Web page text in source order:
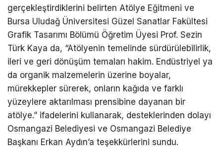
gerçekleştirdiklerini belirten Atölye Eğitmeni ve
Bursa Uludağ Üniversitesi Güzel Sanatlar Fakültesi
Grafik Tasarımı Bölümü Öğretim Üyesi Prof. Sezin
Türk Kaya da, “Atölyenin temelinde sürdürülebilirlik,
ileri ve geri dönüşüm temaları hakim. Endüstriyel ya
da organik malzemelerin üzerine boyalar,
mürekkepler sürerek, onların kağıda ve farklı
yüzeylere aktarılması prensibine dayanan bir
atölye.” ifadelerini kullanarak, desteklerinden dolayı
Osmangazi Belediyesi ve Osmangazi Belediye
Başkanı Erkan Aydın’a teşekkürlerini sundu.